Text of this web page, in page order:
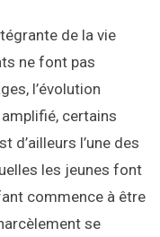
de la vie
ne font pas
l’évolution
certains
d’ailleurs l’une des
les jeunes font
commence à être
se